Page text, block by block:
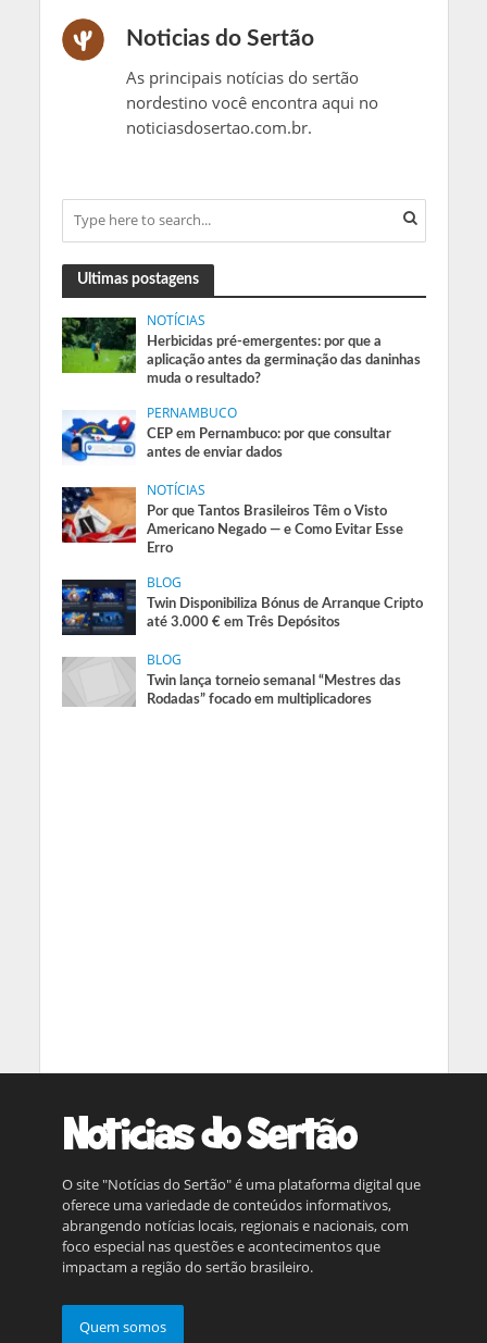
Noticias do Sertão
As principais notícias do sertão
nordestino você encontra aqui no
noticiasdosertao.com.br.
Ultimas postagens
NOTÍCIAS
Herbicidas pré-emergentes: por que a
aplicação antes da germinação das daninhas
muda o resultado?
PERNAMBUCO
CEP em Pernambuco: por que consultar
antes de enviar dados
NOTÍCIAS
Por que Tantos Brasileiros Têm o Visto
Americano Negado — e Como Evitar Esse
Erro
BLOG
Twin Disponibiliza Bónus de Arranque Cripto
até 3.000 € em Três Depósitos
BLOG
Twin lança torneio semanal “Mestres das
Rodadas” focado em multiplicadores
O site "Notícias do Sertão" é uma plataforma digital que
oferece uma variedade de conteúdos informativos,
abrangendo notícias locais, regionais e nacionais, com
foco especial nas questões e acontecimentos que
impactam a região do sertão brasileiro.
Quem somos